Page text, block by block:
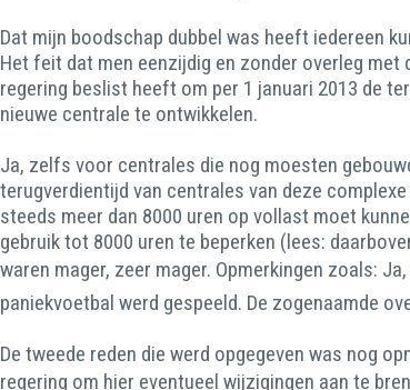
Dat mijn boodschap dubbel was heeft iedereen
Het feit dat men eenzijdig en zonder overleg
regering beslist heeft om per 1 januari 2013 de
nieuwe centrale te ontwikkelen.
Ja, zelfs voor centrales die nog moesten
terugverdientijd van centrales van deze
steeds meer dan 8000 uren op vollast moet
gebruik tot 8000 uren te beperken (lees:
waren mager, zeer mager. Opmerkingen zoals:
paniekvoetbal werd gespeeld. De zogenaamde
De tweede reden die werd opgegeven was nog
regering om hier eventueel wijzigingen aan te